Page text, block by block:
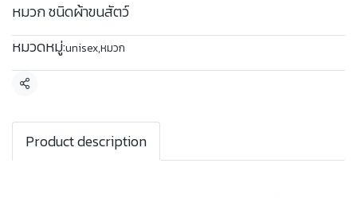
หมวก ชนิดผ้าขนสัตว์
หมวดหมู่:unisex,หมวก
แชร์
Product description